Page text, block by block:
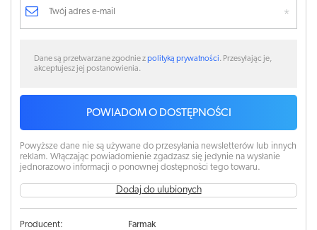
Dane są przetwarzane zgodnie zpolityką prywatności. Przesyłając je,
akceptujesz jej postanowienia.
POWIADOM O DOSTĘPNOŚCI
Powyższe dane nie są używane do przesyłania newsletterów lub innych
reklam. Włączając powiadomienie zgadzasz się jedynie na wysłanie
jednorazowo informacji o ponownej dostępności tego towaru.
Dodaj do ulubionych
Producent:
Farmak